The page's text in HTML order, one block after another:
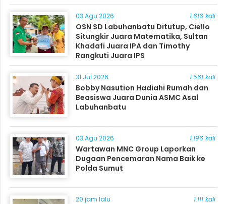
03 Agu 2026 1.616 kali
OSN SD Labuhanbatu Ditutup, Ciello
Situngkir Juara Matematika, Sultan
Khadafi Juara IPA dan Timothy
Rangkuti Juara IPS
31 Jul 2026 1.561 kali
Bobby Nasution Hadiahi Rumah dan
Beasiswa Juara Dunia ASMC Asal
Labuhanbatu
03 Agu 2026 1.196 kali
Wartawan MNC Group Laporkan
Dugaan Pencemaran Nama Baik ke
Polda Sumut
20 jam lalu 1.111 kali